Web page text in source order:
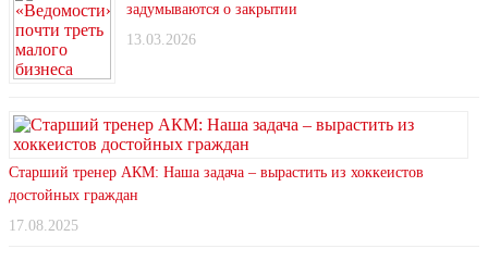
задумываются о закрытии
13.03.2026
Старший тренер АКМ: Наша задача – вырастить из хоккеистов
достойных граждан
17.08.2025